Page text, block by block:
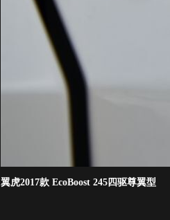
翼虎2017款 EcoBoost 245四驱尊翼型